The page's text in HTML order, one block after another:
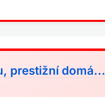
prestižní domá...